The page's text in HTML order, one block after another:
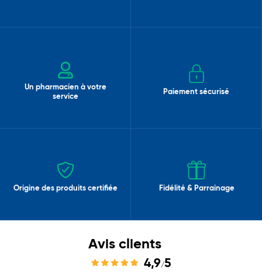
Un pharmacien à votre
service
Paiement sécurisé
Origine des produits certifiée Fidélité & Parrainage
Avis clients
4,9/5